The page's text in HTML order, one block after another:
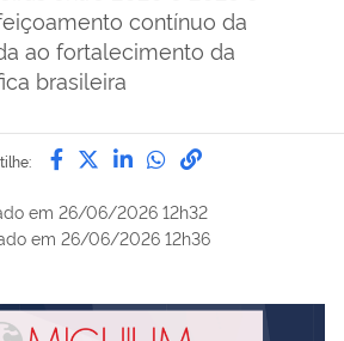
contínuo da
ao fortalecimento da
brasileira
Compartilhe por Facebook
Compartilhe por Twitter
Compartilhe por
Compartilhe
link para
em 26/06/2026 12h32
em 26/06/2026 12h36